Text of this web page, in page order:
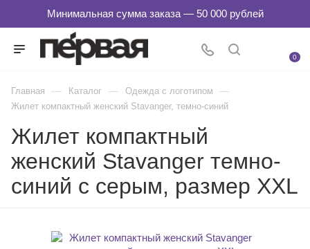
0
Главная — Каталог — Одежда с логотипом —
Жилет компактный женский Stavanger, темно-синий
Жилет компактный
женский Stavanger темно-
синий с серым, размер XXL